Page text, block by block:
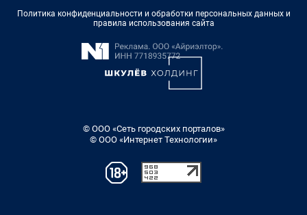
Политика конфиденциальности и обработки персональных данных и
правила использования сайта
© ООО «Сеть городских порталов»
© ООО «Интернет Технологии»